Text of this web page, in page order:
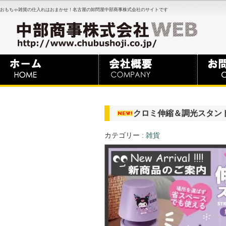
おもちゃ雑貨の仕入れはおまかせ！名古屋の卸問屋中部商事株式会社のサイトです
クロミ伸縮＆調光スタン
カテゴリー : 雑貨